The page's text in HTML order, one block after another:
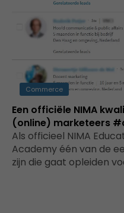
Commerce
Een officiële NIMA
(online) marketeers
Als officieel NIMA
Academy één van de
zijn die gaat opleiden